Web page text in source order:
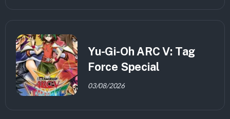
Yu-Gi-Oh ARC V: Tag
Force Special
03/08/2026